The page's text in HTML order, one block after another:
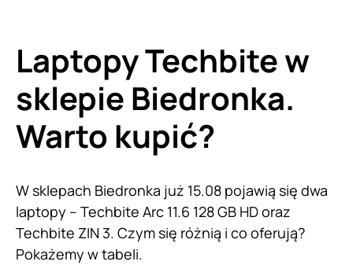
Laptopy Techbite w
sklepie Biedronka.
Warto kupić?
W sklepach Biedronka już 15.08 pojawią się dwa
laptopy – Techbite Arc 11.6 128 GB HD oraz
Techbite ZIN 3. Czym się różnią i co oferują?
Pokażemy w tabeli.